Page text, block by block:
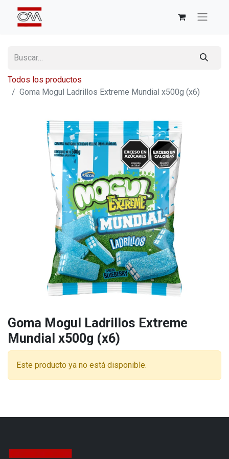
Todos los productos
Goma Mogul Ladrillos Extreme Mundial x500g (x6)
Goma Mogul Ladrillos Extreme
Mundial x500g (x6)
Este producto ya no está disponible.